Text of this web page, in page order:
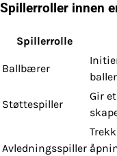
Spillerroller innen
Spillerrolle
Ballbærer
Støttespiller
Gir
Avledningsspiller